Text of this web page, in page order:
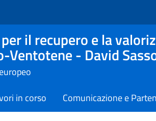
il recupero e la
Ventotene - David
in corso Comunicazione e